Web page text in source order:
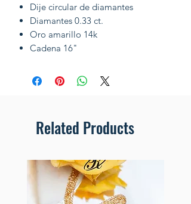
Dije circular de diamantes
Diamantes 0.33 ct.
Oro amarillo 14k
Cadena 16"
Related Products